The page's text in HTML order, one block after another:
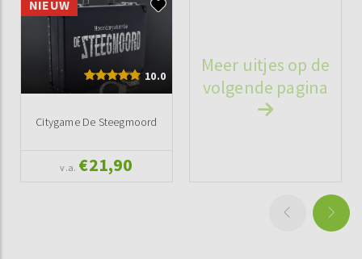
NIEUW
10.0
Citygame De Steegmoord
v.a. €21,90
Meer uitjes op de
volgende pagina